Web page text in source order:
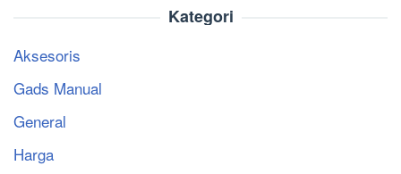
Kategori
Aksesoris
Gads Manual
General
Harga